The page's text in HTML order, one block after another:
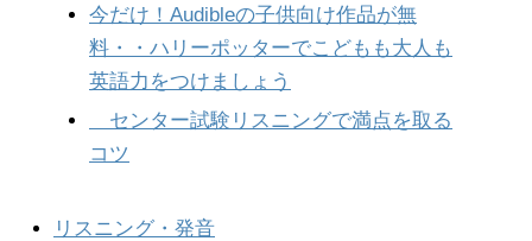
今だけ！Audibleの子供向け作品が無
料・・ハリーポッターでこどもも大人も
英語力をつけましょう
センター試験リスニングで満点を取る
コツ
リスニング・発音